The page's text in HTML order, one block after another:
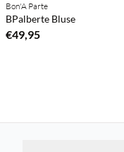
NEUHEITEN
Bon'A Parte
BPalberte Bluse
€49,95